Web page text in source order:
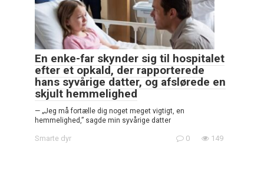
En enke-far skynder sig til hospitalet
efter et opkald, der rapporterede
hans syvårige datter, og afslørede en
skjult hemmelighed
— „Jeg må fortælle dig noget meget vigtigt, en
hemmelighed,” sagde min syvårige datter
Smarte dyr 0 149